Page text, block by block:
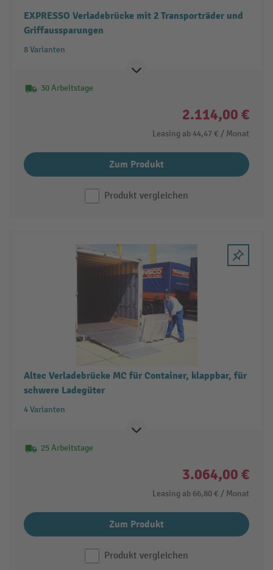
EXPRESSO Verladebrücke mit 2 Transporträder und
Griffaussparungen
8 Varianten
30 Arbeitstage
2.114,00 €
Leasing ab 44,47 € / Monat
Zum Produkt
Produkt vergleichen
Altec Verladebrücke MC für Container, klappbar, für
schwere Ladegüter
4 Varianten
25 Arbeitstage
3.064,00 €
Leasing ab 66,80 € / Monat
Zum Produkt
Produkt vergleichen